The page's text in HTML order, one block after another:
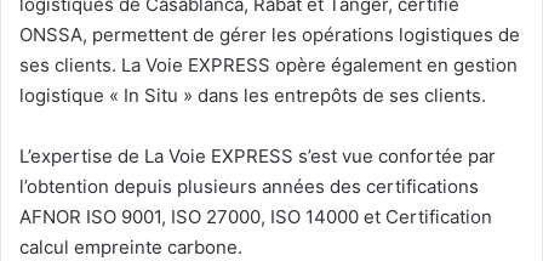
logistiques de Casablanca, Rabat et Tanger, certifié
ONSSA, permettent de gérer les opérations logistiques de
ses clients. La Voie EXPRESS opère également en gestion
logistique « In Situ » dans les entrepôts de ses clients.
L’expertise de La Voie EXPRESS s’est vue confortée par
l’obtention depuis plusieurs années des certifications
AFNOR ISO 9001, ISO 27000, ISO 14000 et Certification
calcul empreinte carbone.